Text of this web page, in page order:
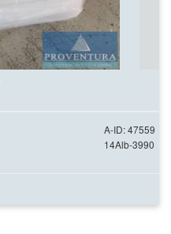
A-ID: 47559
14Alb-3990